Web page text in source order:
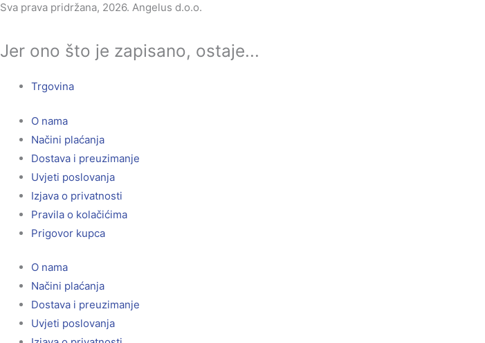
Sva prava pridržana, 2026. Angelus d.o.o.
Jer ono što je zapisano, ostaje...
Trgovina
O nama
Načini plaćanja
Dostava i preuzimanje
Uvjeti poslovanja
Izjava o privatnosti
Pravila o kolačićima
Prigovor kupca
O nama
Načini plaćanja
Dostava i preuzimanje
Uvjeti poslovanja